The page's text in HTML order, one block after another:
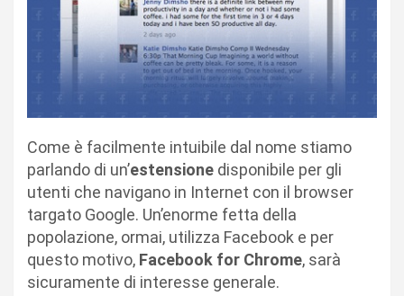
Come è facilmente intuibile dal nome stiamo
parlando di un’estensione disponibile per gli
utenti che navigano in Internet con il browser
targato Google. Un’enorme fetta della
popolazione, ormai, utilizza Facebook e per
questo motivo, Facebook for Chrome, sarà
sicuramente di interesse generale.